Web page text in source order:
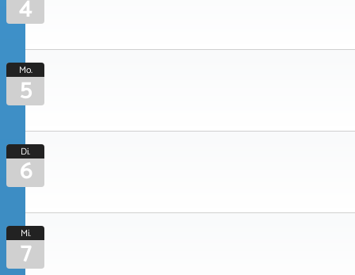
4
Mo.
5
Di.
6
Mi.
7